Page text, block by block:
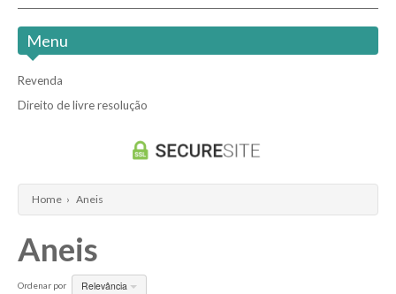
Menu
Revenda
Direito de livre resolução
Home › Aneis
Aneis
Ordenar por Relevância